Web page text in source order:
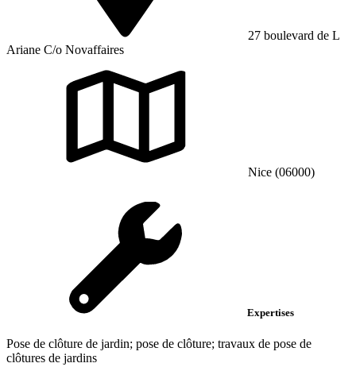
27 boulevard de L
Ariane C/o Novaffaires
Nice (06000)
Expertises
Pose de clôture de jardin; pose de clôture; travaux de pose de
clôtures de jardins